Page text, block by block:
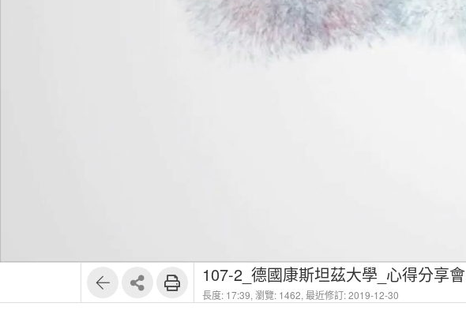
107-2_德國康斯坦茲大學_心得分享會
長度: 17:39, 瀏覽: 1462, 最近修訂: 2019-12-30